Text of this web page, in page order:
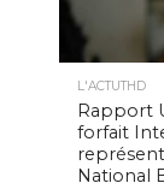
L'ACTUTHD
Rapport
forfait
National